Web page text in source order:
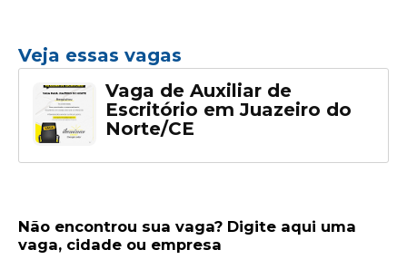
Veja essas vagas
Vaga de Auxiliar de
Escritório em Juazeiro do
Norte/CE
Não encontrou sua vaga? Digite aqui uma
vaga, cidade ou empresa